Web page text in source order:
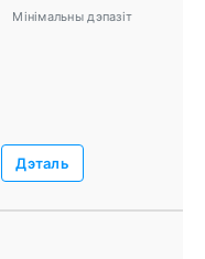
Мінімальны дэпазіт
Дэталь